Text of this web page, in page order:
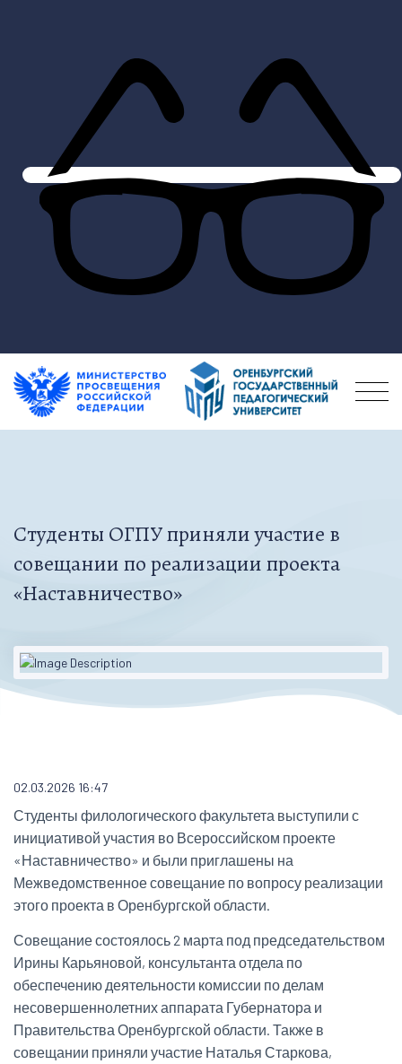
Студенты ОГПУ приняли участие в
совещании по реализации проекта
«Наставничество»
02.03.2026 16:47
Студенты филологического факультета выступили с
инициативой участия во Всероссийском проекте
«Наставничество» и были приглашены на
Межведомственное совещание по вопросу реализации
этого проекта в Оренбургской области.
Совещание состоялось 2 марта под председательством
Ирины Карьяновой, консультанта отдела по
обеспечению деятельности комиссии по делам
несовершеннолетних аппарата Губернатора и
Правительства Оренбургской области. Также в
совещании приняли участие Наталья Старкова,